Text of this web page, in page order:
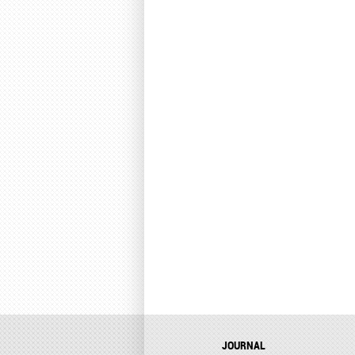
JOURNAL